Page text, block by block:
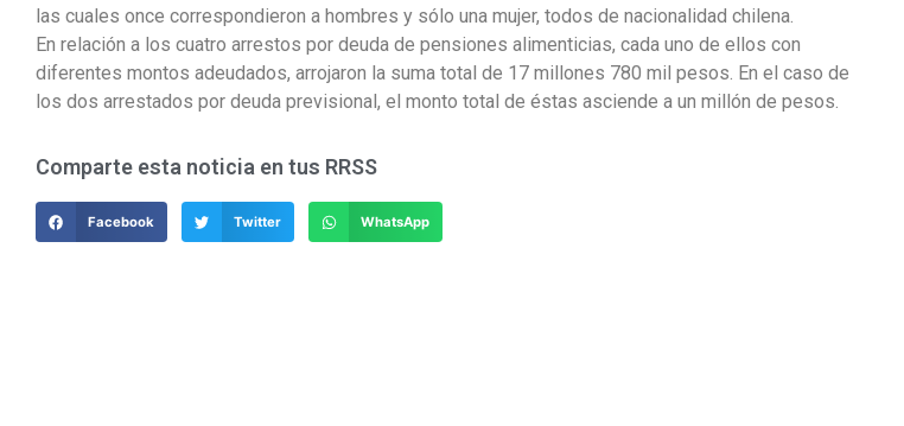
las cuales once correspondieron a hombres y sólo una mujer, todos de nacionalidad chilena.
En relación a los cuatro arrestos por deuda de pensiones alimenticias, cada uno de ellos con
diferentes montos adeudados, arrojaron la suma total de 17 millones 780 mil pesos. En el caso de
los dos arrestados por deuda previsional, el monto total de éstas asciende a un millón de pesos.
Comparte esta noticia en tus RRSS
Facebook Twitter WhatsApp